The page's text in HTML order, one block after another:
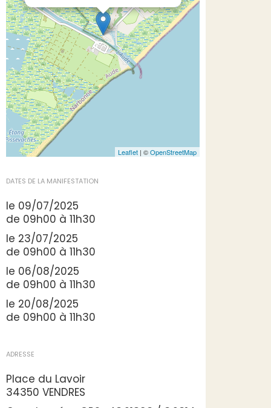
Leaflet | ©OpenStreetMap
DATES DE LA MANIFESTATION
le 09/07/2025
de 09h00 à 11h30
le 23/07/2025
de 09h00 à 11h30
le 06/08/2025
de 09h00 à 11h30
le 20/08/2025
de 09h00 à 11h30
ADRESSE
Place du Lavoir
34350 VENDRES